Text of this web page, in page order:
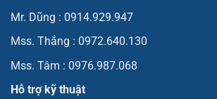
Mr. Dũng : 0914.929.947
Mss. Thắng : 0972.640.130
Mss. Tâm : 0976.987.068
Hỗ trợ kỹ thuật